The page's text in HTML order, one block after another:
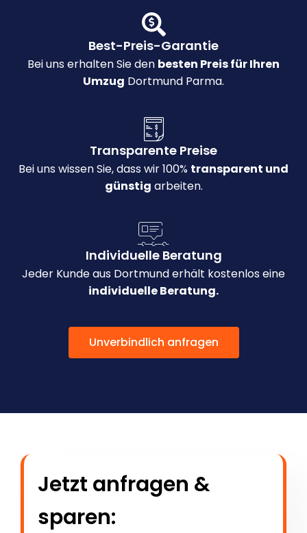
Best-Preis-Garantie
Bei uns erhalten Sie den besten Preis für Ihren
Umzug Dortmund Parma.
Transparente Preise
Bei uns wissen Sie, dass wir 100% transparent und
günstig arbeiten.
Individuelle Beratung
Jeder Kunde aus Dortmund erhält kostenlos eine
individuelle Beratung.
Unverbindlich anfragen
Jetzt anfragen &
sparen: